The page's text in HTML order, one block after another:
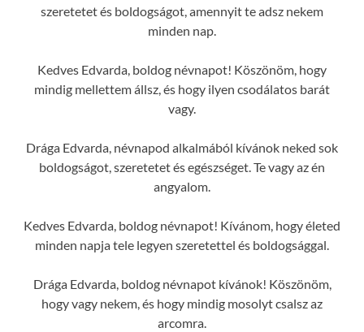
szeretetet és boldogságot, amennyit te adsz nekem
minden nap.
Kedves Edvarda, boldog névnapot! Köszönöm, hogy
mindig mellettem állsz, és hogy ilyen csodálatos barát
vagy.
Drága Edvarda, névnapod alkalmából kívánok neked sok
boldogságot, szeretetet és egészséget. Te vagy az én
angyalom.
Kedves Edvarda, boldog névnapot! Kívánom, hogy életed
minden napja tele legyen szeretettel és boldogsággal.
Drága Edvarda, boldog névnapot kívánok! Köszönöm,
hogy vagy nekem, és hogy mindig mosolyt csalsz az
arcomra.